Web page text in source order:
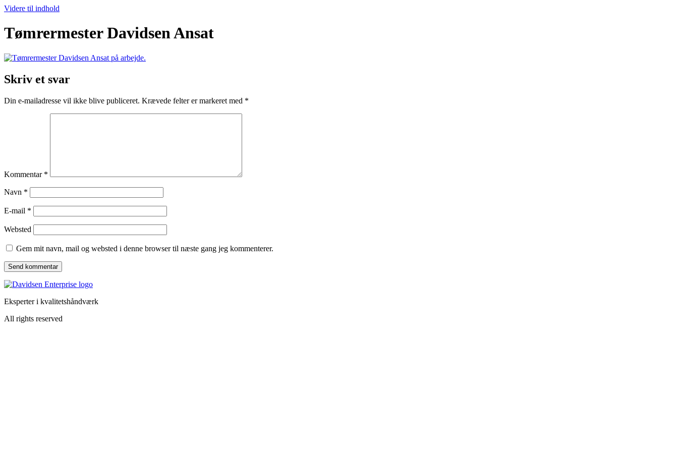
Videre til indhold
Tømrermester Davidsen Ansat
Skriv et svar
Din e-mailadresse vil ikke blive publiceret. Krævede felter er markeret med *
Kommentar *
Navn *
E-mail *
Websted
Gem mit navn, mail og websted i denne browser til næste gang jeg kommenterer.
Eksperter i kvalitetshåndværk
All rights reserved